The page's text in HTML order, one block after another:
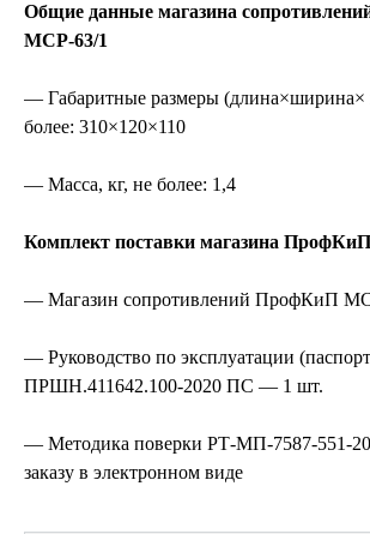
Общие данные магазина
МСР-63/1
— Габаритные размеры (длина×ширина×
более: 310×120×110
— Масса, кг, не более: 1,4
Комплект поставки магазина
— Магазин сопротивлений ПрофКиП
— Руководство по эксплуатации
ПРШН.411642.100-2020 ПС — 1 шт.
— Методика поверки РТ-МП-7587-551-
заказу в электронном виде